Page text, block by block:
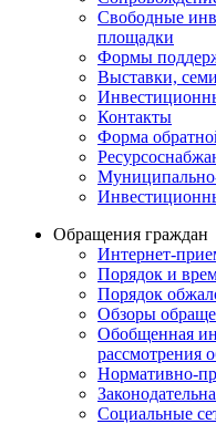
Свободные
площадки
Формы
Выставки,
Контакты
Форма
Обращения граждан
Интернет-
Порядок и
Порядок
Обзоры
Обобщенная
рассмотрения
Нормативно-
Социальные